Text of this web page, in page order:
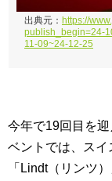
出典元： https://
publish_begin=24-
11-09~24-12-25
今年で19回目を
ベントでは、スイ
「Lindt（リンツ